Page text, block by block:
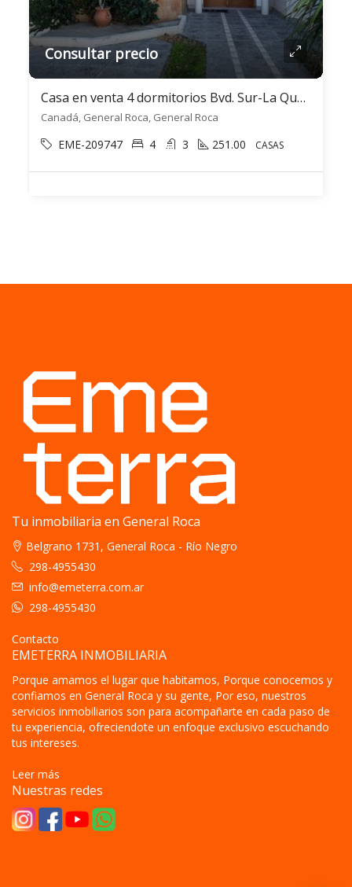
Consultar precio
Casa en venta 4 dormitorios Bvd. Sur-La Querencia- Gral. Roca
Canadá, General Roca, General Roca
EME-209747 4 3 251.00 CASAS
Tu inmobiliaria en General Roca
Belgrano 1731, General Roca - Río Negro
298-4955430
info@emeterra.com.ar
298-4955430
Contacto
EMETERRA INMOBILIARIA
Porque amamos el lugar que habitamos, Porque conocemos y
confiamos en General Roca y su gente, Por eso, nuestros
servicios inmobiliarios son para acompañarte en cada paso de
tu experiencia, ofreciendote un enfoque exclusivo escuchando
tus intereses.
Leer más
Nuestras redes